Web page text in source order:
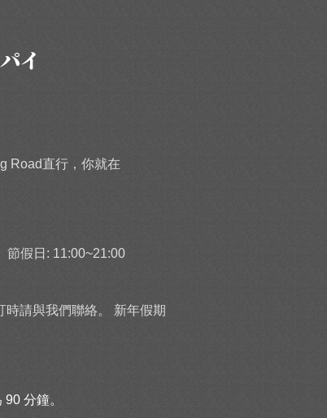
イ
Road直行，你就在
節假日: 11:00~21:00
請與我們聯絡。 新年假期
分鐘。